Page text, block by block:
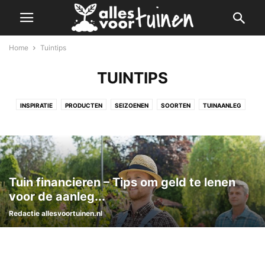
Home Tuintips
TUINTIPS
INSPIRATIE PRODUCTEN SEIZOENEN SOORTEN TUINAANLEG
TUINTIPS VIJVERS
Tuin financieren – Tips om geld te lenen
voor de aanleg...
Redactie allesvoortuinen.nl